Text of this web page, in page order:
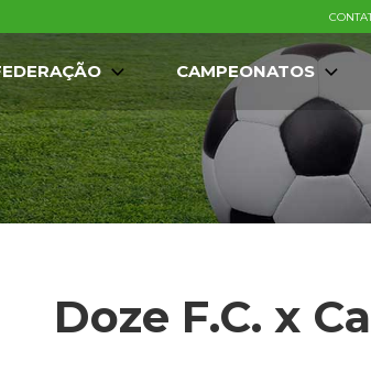
CAMPEONATOS
Doze F.C. x